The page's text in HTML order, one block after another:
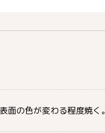
の色が変わる程度焼く。